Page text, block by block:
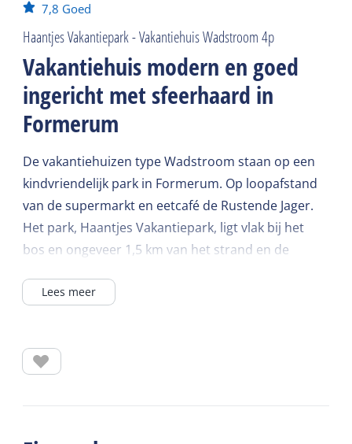
7,8 Goed
Haantjes Vakantiepark - Vakantiehuis Wadstroom 4p
Vakantiehuis modern en goed
ingericht met sfeerhaard in
Formerum
De vakantiehuizen type Wadstroom staan op een
kindvriendelijk park in Formerum. Op loopafstand
van de supermarkt en eetcafé de Rustende Jager.
Het park, Haantjes Vakantiepark, ligt vlak bij het
bos en ongeveer 1,5 km van het strand en de
speeltoestellen.
woonkamer met zithoek, Smart TV, wifi, sfeerhaard
schuifpui naar het terras. Het vakantiehuis wordt
Lees meer